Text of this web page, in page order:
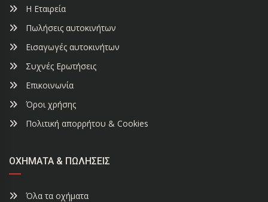
Η Εταιρεία
Πωλήσεις αυτοκινήτων
Εισαγωγές αυτοκινήτων
Συχνές Ερωτήσεις
Επικοινωνία
Όροι χρήσης
Πολιτική απορρήτου & Cookies
ΟΧΉΜΑΤΑ & ΠΩΛΉΣΕΙΣ
Όλα τα οχήματα